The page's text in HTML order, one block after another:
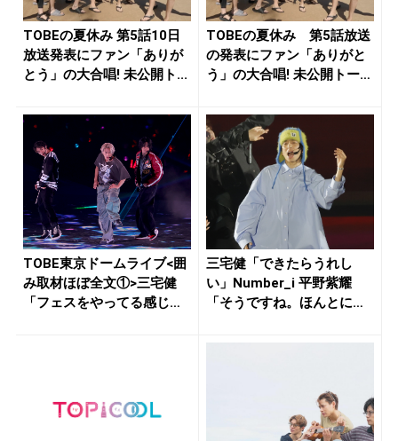
TOBEの夏休み 第5話10日
放送発表にファン「ありが
とう」の大合唱! 未公開ト...
TOBEの夏休み 第5話放送
の発表にファン「ありがと
う」の大合唱! 未公開トー
TOBE東京ドームライブ<囲
み取材ほぼ全文①>三宅健
「フェスをやってる感じが
三宅健「できたらうれし
い」Number_i 平野紫耀
「そうですね。ほんとに」